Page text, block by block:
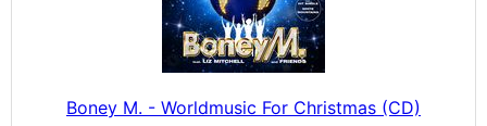
Boney M. - Worldmusic For Christmas (CD)